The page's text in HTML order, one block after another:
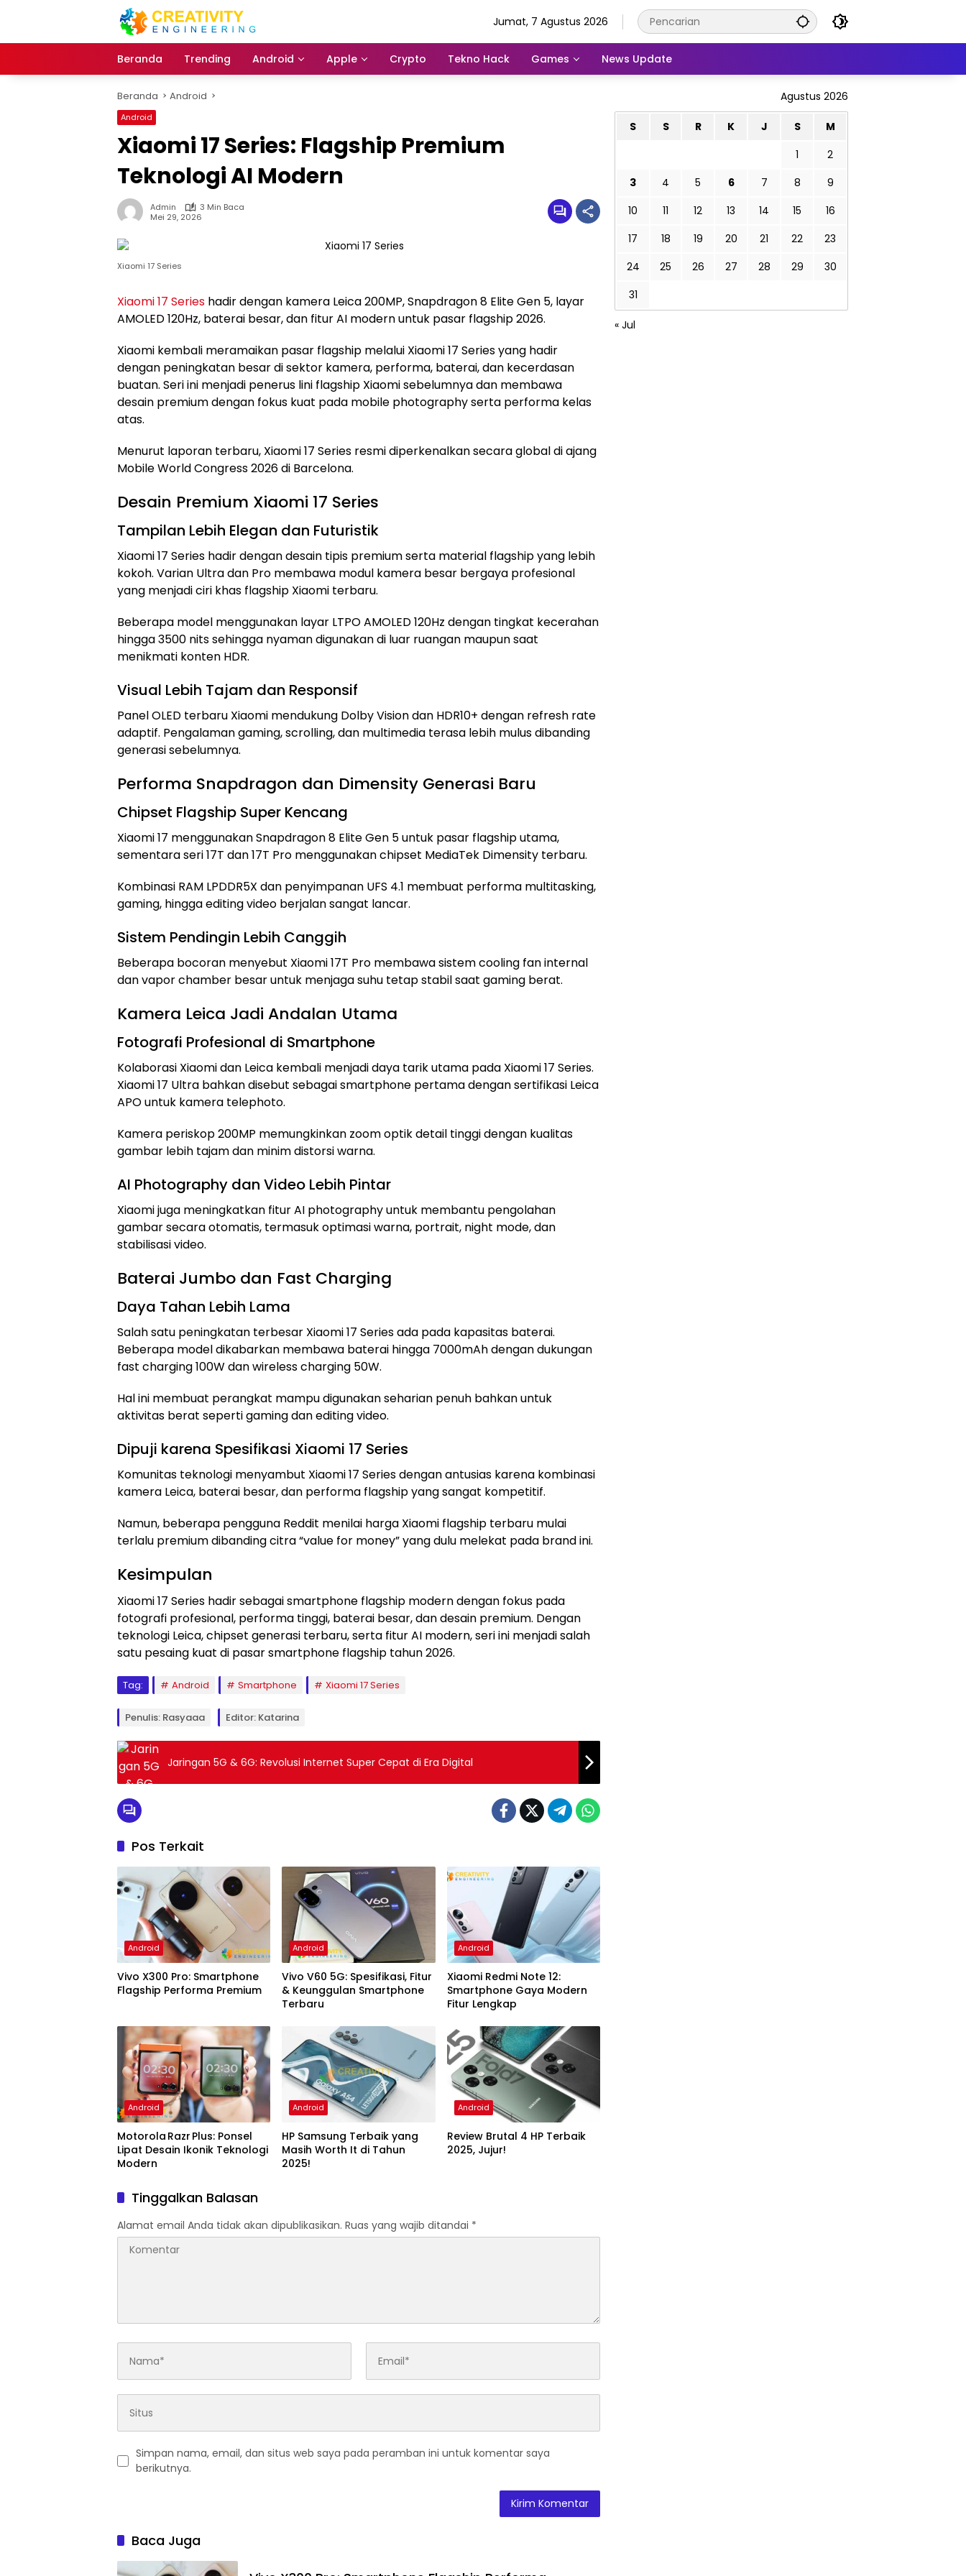
Jumat, 7 Agustus 2026
Beranda Trending Android Apple Crypto Tekno Hack Games News Update
Beranda Android
Android
Xiaomi 17 Series: Flagship Premium
Teknologi AI Modern
Admin
3 Min Baca
Mei 29, 2026
Xiaomi 17 Series
Xiaomi 17 Series hadir dengan kamera Leica 200MP, Snapdragon 8 Elite Gen 5, layar
AMOLED 120Hz, baterai besar, dan fitur AI modern untuk pasar flagship 2026.
Xiaomi kembali meramaikan pasar flagship melalui Xiaomi 17 Series yang hadir
dengan peningkatan besar di sektor kamera, performa, baterai, dan kecerdasan
buatan. Seri ini menjadi penerus lini flagship Xiaomi sebelumnya dan membawa
desain premium dengan fokus kuat pada mobile photography serta performa kelas
atas.
Menurut laporan terbaru, Xiaomi 17 Series resmi diperkenalkan secara global di ajang
Mobile World Congress 2026 di Barcelona.
Desain Premium Xiaomi 17 Series
Tampilan Lebih Elegan dan Futuristik
Xiaomi 17 Series hadir dengan desain tipis premium serta material flagship yang lebih
kokoh. Varian Ultra dan Pro membawa modul kamera besar bergaya profesional
yang menjadi ciri khas flagship Xiaomi terbaru.
Beberapa model menggunakan layar LTPO AMOLED 120Hz dengan tingkat kecerahan
hingga 3500 nits sehingga nyaman digunakan di luar ruangan maupun saat
menikmati konten HDR.
Visual Lebih Tajam dan Responsif
Panel OLED terbaru Xiaomi mendukung Dolby Vision dan HDR10+ dengan refresh rate
adaptif. Pengalaman gaming, scrolling, dan multimedia terasa lebih mulus dibanding
generasi sebelumnya.
Performa Snapdragon dan Dimensity Generasi Baru
Chipset Flagship Super Kencang
Xiaomi 17 menggunakan Snapdragon 8 Elite Gen 5 untuk pasar flagship utama,
sementara seri 17T dan 17T Pro menggunakan chipset MediaTek Dimensity terbaru.
Kombinasi RAM LPDDR5X dan penyimpanan UFS 4.1 membuat performa multitasking,
gaming, hingga editing video berjalan sangat lancar.
Sistem Pendingin Lebih Canggih
Beberapa bocoran menyebut Xiaomi 17T Pro membawa sistem cooling fan internal
dan vapor chamber besar untuk menjaga suhu tetap stabil saat gaming berat.
Kamera Leica Jadi Andalan Utama
Fotografi Profesional di Smartphone
Kolaborasi Xiaomi dan Leica kembali menjadi daya tarik utama pada Xiaomi 17 Series.
Xiaomi 17 Ultra bahkan disebut sebagai smartphone pertama dengan sertifikasi Leica
APO untuk kamera telephoto.
Kamera periskop 200MP memungkinkan zoom optik detail tinggi dengan kualitas
gambar lebih tajam dan minim distorsi warna.
AI Photography dan Video Lebih Pintar
Xiaomi juga meningkatkan fitur AI photography untuk membantu pengolahan
gambar secara otomatis, termasuk optimasi warna, portrait, night mode, dan
stabilisasi video.
Baterai Jumbo dan Fast Charging
Daya Tahan Lebih Lama
Salah satu peningkatan terbesar Xiaomi 17 Series ada pada kapasitas baterai.
Beberapa model dikabarkan membawa baterai hingga 7000mAh dengan dukungan
fast charging 100W dan wireless charging 50W.
Hal ini membuat perangkat mampu digunakan seharian penuh bahkan untuk
aktivitas berat seperti gaming dan editing video.
Dipuji karena Spesifikasi Xiaomi 17 Series
Komunitas teknologi menyambut Xiaomi 17 Series dengan antusias karena kombinasi
kamera Leica, baterai besar, dan performa flagship yang sangat kompetitif.
Namun, beberapa pengguna Reddit menilai harga Xiaomi flagship terbaru mulai
terlalu premium dibanding citra “value for money” yang dulu melekat pada brand ini.
Kesimpulan
Xiaomi 17 Series hadir sebagai smartphone flagship modern dengan fokus pada
fotografi profesional, performa tinggi, baterai besar, dan desain premium. Dengan
teknologi Leica, chipset generasi terbaru, serta fitur AI modern, seri ini menjadi salah
satu pesaing kuat di pasar smartphone flagship tahun 2026.
Tag: Android Smartphone Xiaomi 17 Series
Penulis: Rasyaaa Editor: Katarina
Jaringan 5G & 6G: Revolusi Internet Super Cepat di Era Digital
Pos Terkait
Android
Vivo X300 Pro: Smartphone
Flagship Performa Premium
Android
Vivo V60 5G: Spesifikasi, Fitur
& Keunggulan Smartphone
Terbaru
Android
Xiaomi Redmi Note 12:
Smartphone Gaya Modern
Fitur Lengkap
Android
Motorola Razr Plus: Ponsel
Lipat Desain Ikonik Teknologi
Modern
Android
HP Samsung Terbaik yang
Masih Worth It di Tahun
2025!
Android
Review Brutal 4 HP Terbaik
2025, Jujur!
Tinggalkan Balasan
Alamat email Anda tidak akan dipublikasikan. Ruas yang wajib ditandai *
Simpan nama, email, dan situs web saya pada peramban ini untuk komentar saya
berikutnya.
Baca Juga
Agustus 2026
S S R K J S
M
1
2
3
4 5 6 7 8
9
10
11 12 13 14 15
16
17
18 19 20 21 22
23
24
25 26 27 28 29
30
31
« Jul